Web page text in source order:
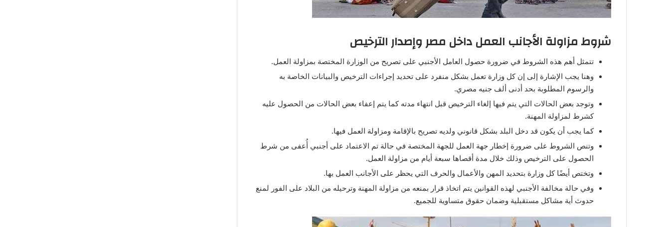
شروط مزاولة الأجانب العمل داخل مصر وإصدار الترخيص
تتمثل أهم هذه الشروط في ضرورة حصول العامل الأجنبي على تصريح من الوزارة المختصة بمزاولة العمل.
وهنا يجب الإشارة إلى إن كل وزارة تعمل بشكل منفرد على تحديد إجراءات الترخيص والبيانات الخاصة به
والرسوم المطلوبة بحد أدنى ألف جنيه مصري.
وتوجد بعض الحالات التي يتم فيها إلغاء الترخيص قبل انتهاء مدته كما يتم إعفاء بعض الحالات من الحصول عليه
كشرط لمزاولة المهنة.
كما يجب أن يكون قد دخل البلد بشكل قانوني ولديه تصريح بالإقامة ومزاولة العمل فيها.
وتنص الشروط على ضرورة إخطار جهة العمل للجهة المختصة في حالة تم الاعتماد على أجنبي أُعفى من شرط
الحصول على الترخيص وذلك خلال مدة أقصاها سبعة أيام من مزاولة العمل.
وتختص أيضًا كل وزارة بتحديد المهن والأعمال والحرف التي يحظر على الأجانب العمل بها.
وفي حالة مخالفة الأجنبي لهذه القوانين يتم اتخاذ قرار بمنعه من مزاولة المهنة وترحيله من البلاد على الفور لمنع
حدوث أية مشاكل مستقبلية وضمان حقوق متساوية للجميع.